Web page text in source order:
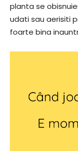
planta se
udati sau aerisiti
foarte bina